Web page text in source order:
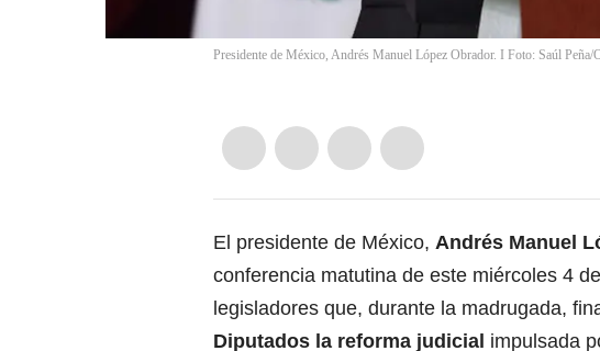
Presidente de México, Andrés Manuel López Obrador. I Foto: Saúl
El presidente de México, Andrés Manuel
conferencia matutina de este miércoles 4
legisladores que, durante la madrugada,
Diputados la reforma judicial impulsada